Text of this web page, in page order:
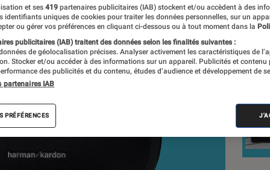
VOIR
et ses 419 partenaires publicitaires (IAB) stockent et/ou accèdent à des
identifiants uniques de cookies pour traiter les données personnelles, sur un
ou gérer vos préférences en cliquant ci-dessous ou à tout moment dans la
publicitaires (IAB) traitent des données selon les finalités suivantes :
de géolocalisation précises. Analyser activement les caractéristiques de
Stocker et/ou accéder à des informations sur un appareil. Publicités et contenu
des publicités et du contenu, études d’audience et développement de
partenaires IAB
PRÉFÉRENCES